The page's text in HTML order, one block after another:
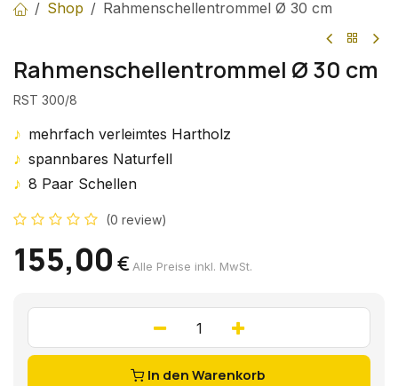
Shop Rahmenschellentrommel Ø 30 cm
Rahmenschellentrommel Ø 30 cm
RST 300/8
♪ mehrfach verleimtes Hartholz
♪ spannbares Naturfell
♪ 8 Paar Schellen
(0 review)
155,00 € Alle Preise inkl. MwSt.
In den Warenkorb